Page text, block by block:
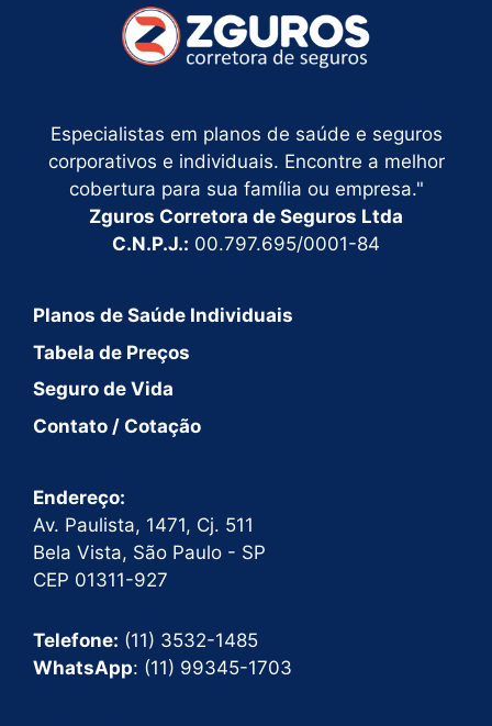
Especialistas em planos de saúde e seguros
corporativos e individuais. Encontre a melhor
cobertura para sua família ou empresa."
Zguros Corretora de Seguros Ltda
C.N.P.J.: 00.797.695/0001-84
Planos de Saúde Individuais
Tabela de Preços
Seguro de Vida
Contato / Cotação
Endereço:
Av. Paulista, 1471, Cj. 511
Bela Vista, São Paulo - SP
CEP 01311-927
Telefone: (11) 3532-1485
WhatsApp: (11) 99345-1703